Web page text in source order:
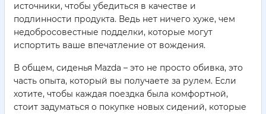
источники, чтобы убедиться в качестве и
подлинности продукта. Ведь нет ничего хуже, чем
недобросовестные подделки, которые могут
испортить ваше впечатление от вождения.
В общем, сиденья Mazda – это не просто обивка, это
часть опыта, который вы получаете за рулем. Если
хотите, чтобы каждая поездка была комфортной,
стоит задуматься о покупке новых сидений, которые